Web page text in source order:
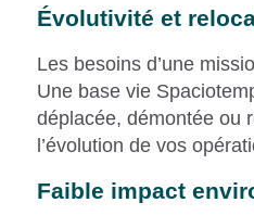
Évolutivité et
Les besoins d’une
Une base vie
déplacée, démontée ou
l’évolution de vos
Faible impact